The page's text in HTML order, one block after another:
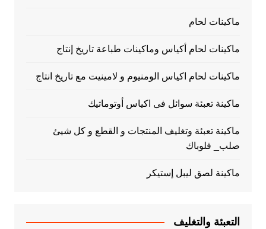
ماكينات لحام
ماكينات لحام أكياس وماكينات طباعة تاريخ إنتاج
ماكينات لحام اكياس الومنيوم و لامينيت مع تاريخ انتاج
ماكينة تعبئة سوائل فى اكياس أوتوماتيك
ماكينة تعبئة وتغليف المنتجات و القطع و كل شيئ
صلب_ فلوباك
ماكينة لصق ليبل إستيكر
التعبئة والتغليف